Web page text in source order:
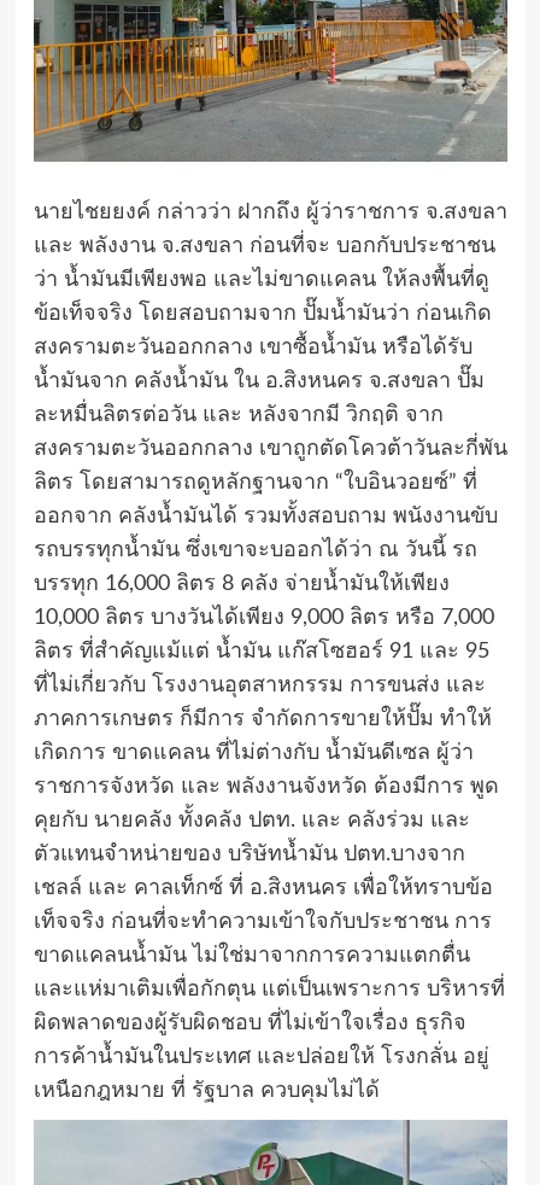
นายไชยยงค์ กล่าวว่า ฝากถึง ผู้ว่าราชการ จ.สงขลา
และ พลังงาน จ.สงขลา ก่อนที่จะ บอกกับประชาชน
ว่า น้ำมันมีเพียงพอ และไม่ขาดแคลน ให้ลงพื้นที่ดู
ข้อเท็จจริง โดยสอบถามจาก ปั๊มน้ำมันว่า ก่อนเกิด
สงครามตะวันออกกลาง เขาซื้อน้ำมัน หรือได้รับ
น้ำมันจาก คลังน้ำมัน ใน อ.สิงหนคร จ.สงขลา ปั๊ม
ละหมื่นลิตรต่อวัน และ หลังจากมี วิกฤติ จาก
สงครามตะวันออกกลาง เขาถูกตัดโควต้าวันละกี่พัน
ลิตร โดยสามารถดูหลักฐานจาก “ใบอินวอยซ์” ที่
ออกจาก คลังน้ำมันได้ รวมทั้งสอบถาม พนังงานขับ
รถบรรทุกน้ำมัน ซึ่งเขาจะบออกได้ว่า ณ วันนี้ รถ
บรรทุก 16,000 ลิตร 8 คลัง จ่ายน้ำมันให้เพียง
10,000 ลิตร บางวันได้เพียง 9,000 ลิตร หรือ 7,000
ลิตร ที่สำคัญแม้แต่ น้ำมัน แก๊สโซฮอร์ 91 และ 95
ที่ไม่เกี่ยวกับ โรงงานอุตสาหกรรม การขนส่ง และ
ภาคการเกษตร ก็มีการ จำกัดการขายให้ปั๊ม ทำให้
เกิดการ ขาดแคลน ที่ไม่ต่างกับ น้ำมันดีเซล ผู้ว่า
ราชการจังหวัด และ พลังงานจังหวัด ต้องมีการ พูด
คุยกับ นายคลัง ทั้งคลัง ปตท. และ คลังร่วม และ
ตัวแทนจำหน่ายของ บริษัทน้ำมัน ปตท.บางจาก
เชลล์ และ คาลเท็กซ์ ที่ อ.สิงหนคร เพื่อให้ทราบข้อ
เท็จจริง ก่อนที่จะทำความเข้าใจกับประชาชน การ
ขาดแคลนน้ำมัน ไม่ใช่มาจากการความแตกตื่น
และแห่มาเติมเพื่อกักตุน แต่เป็นเพราะการ บริหารที่
ผิดพลาดของผู้รับผิดชอบ ที่ไม่เข้าใจเรื่อง ธุรกิจ
การค้าน้ำมันในประเทศ และปล่อยให้ โรงกลั่น อยู่
เหนือกฎหมาย ที่ รัฐบาล ควบคุมไม่ได้